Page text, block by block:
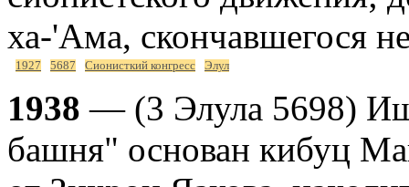
ха-'Ама, скончавшегося
1927 5687 Сионисткий конгресс Элул
1938 — (3 Элула 5698)
башня" основан кибуц